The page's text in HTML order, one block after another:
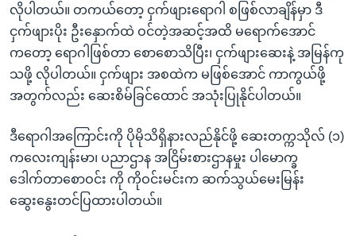
လိုပါတယ်။ တကယ်တော့ ငှက်ဖျားရောဂါ စဖြစ်လာချိန်မှာ ဒီ
ငှက်ဖျားပိုး ဦးနှောက်ထဲ ဝင်တဲ့အဆင့်အထိ မရောက်အောင်
ကတော့ ရောဂါဖြစ်တာ စောစောသိပြီး၊ ငှက်ဖျားဆေးနဲ့ အမြန်ကု
သဖို့ လိုပါတယ်။ ငှက်ဖျား အစထဲက မဖြစ်အောင် ကာကွယ်ဖို့
အတွက်လည်း ဆေးစိမ်ခြင်ထောင် အသုံးပြုနိုင်ပါတယ်။
ဒီရောဂါအကြောင်းကို ပိုမိုသိရှိနားလည်နိုင်ဖို့ ဆေးတက္ကသိုလ် (၁)
ကလေးကျန်းမာ၊ ပညာဌာန အငြိမ်းစားဌာနမှုး ပါမောက္ခ
ဒေါက်တာစောဝင်း ကို ကိုဝင်းမင်းက ဆက်သွယ်မေးမြန်း
ဆွေးနွေးတင်ပြထားပါတယ်။